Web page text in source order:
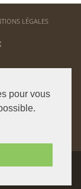
pour vous
LÉGALES